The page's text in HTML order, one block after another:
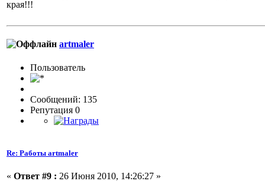
края!!!
artmaler
Пользовaтeль
Сообщений: 135
Репутация 0
Re: Работы artmaler
« Ответ #9 : 26 Июня 2010, 14:26:27 »